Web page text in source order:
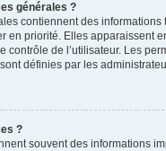
générales ?
contiennent des informations
en priorité. Elles apparaissent
contrôle de l’utilisateur. Les
définies par les
?
souvent des informations